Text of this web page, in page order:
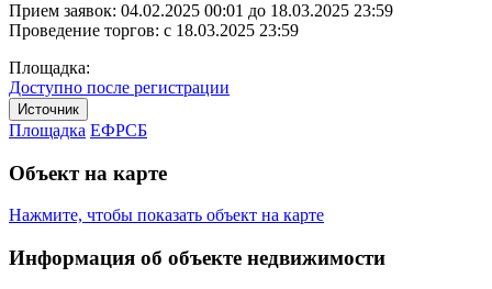
Прием заявок: 04.02.2025 00:01 до 18.03.2025 23:59
Проведение торгов: с 18.03.2025 23:59
Площадка:
Доступно после регистрации
Источник
Площадка ЕФРСБ
Объект на карте
Нажмите, чтобы показать объект на карте
Информация об объекте недвижимости